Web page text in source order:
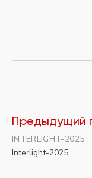
Предыдущий
INTERLIGHT-2025
Interlight-2025